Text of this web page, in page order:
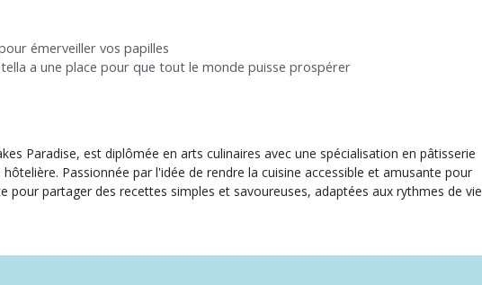
émerveiller vos papilles
a une place pour que tout le monde puisse prospérer
Paradise, est diplômée en arts culinaires avec une spécialisation en pâtisserie
Passionnée par l'idée de rendre la cuisine accessible et amusante pour
pour partager des recettes simples et savoureuses, adaptées aux rythmes de vie